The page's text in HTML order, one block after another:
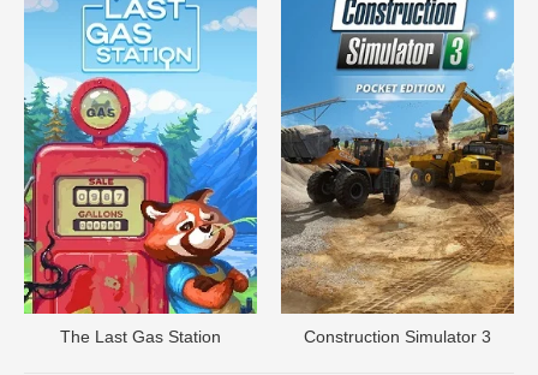
The Last Gas Station Construction Simulator 3